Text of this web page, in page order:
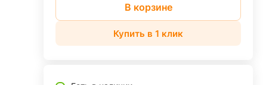
В корзине
Купить в 1 клик